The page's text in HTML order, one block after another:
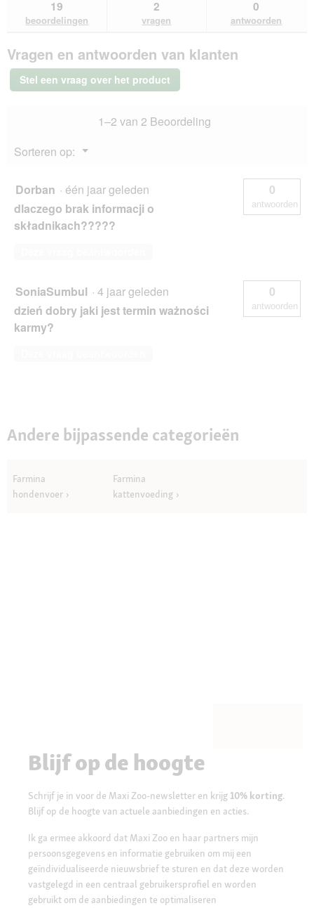
Beoordelingen
van
Ocean
Kabeljauw
beoordelingen.
antwoorden
19
beoordelingen
2
vragen
0
antwoorden
Vragen en antwoorden van klanten
Stel een vraag over het product
1–2 van 2 Beoordeling
Sorteren op:
▼
Menu
Dorban · één jaar geleden
dlaczego brak informacji o
składnikach?????
0
antwoorden
SoniaSumbul · 4 jaar geleden
dzień dobry jaki jest termin ważności
karmy?
0
antwoorden
Andere bijpassende categorieën
Farmina
hondenvoer
Farmina
kattenvoeding
Blijf op de hoogte
Schrijf je in voor de Maxi Zoo-newsletter en krijg 10% korting.
Blijf op de hoogte van actuele aanbiedingen en acties.
Ik ga ermee akkoord dat Maxi Zoo en haar partners mijn
persoonsgegevens en informatie gebruiken om mij een
geïndividualiseerde nieuwsbrief te sturen en dat deze worden
vastgelegd in een centraal gebruikersprofiel en worden
gebruikt om de aanbiedingen te optimaliseren